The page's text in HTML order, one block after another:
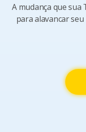
A mudança que sua
para alavancar